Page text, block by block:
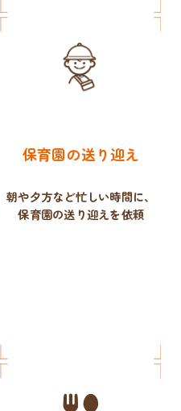
保育園の送り迎え
朝や夕方など忙しい時間に、
保育園の送り迎えを依頼